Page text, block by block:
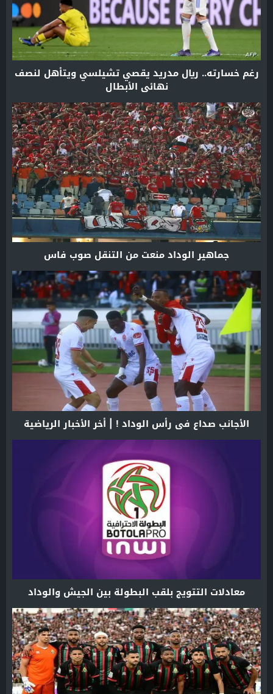
رغم خسارته.. ريال مدريد يقصي تشيلسي ويتأهل لنصف
نهائي الأبطال
جماهير الوداد منعت من التنقل صوب فاس
الأجانب صداع في رأس الوداد ! | أخر الأخبار الرياضية
معادلات التتويج بلقب البطولة بين الجيش والوداد